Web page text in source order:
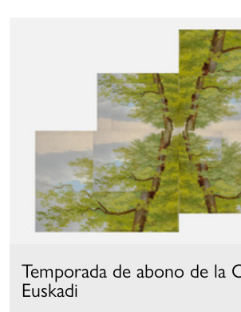
Temporada de abono de la
Euskadi